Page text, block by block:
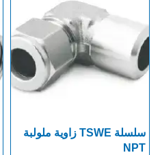
سلسلة TSWE زاوية ملولبة
NPT